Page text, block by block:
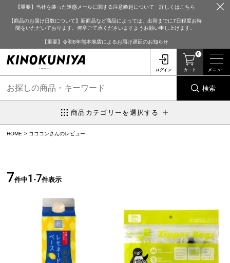
【重要】当社を装った迷惑メールに関する注意喚起について 詳しくはこちら
【商品のお届け日数について】新商品など商品によっては、出荷までに7日程度お時
間をいただいております。何卒ご了承くださいますようお願い申し上げます。
【重要】令和8年熊本地震によるお届け遅延のお知らせ
0
検索
商品カテゴリーを選択する
HOME コココンさんのレビュー
7件中1 -7件表示